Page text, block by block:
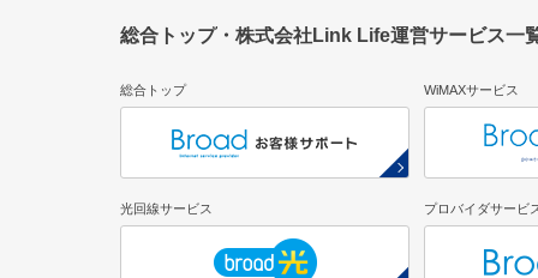
総合トップ・株式会社Link Life運営サービス一
総合トップ WiMAXサービス
光回線サービス プロバイダサービ